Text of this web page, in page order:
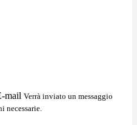
mail Verrà inviato un messaggio